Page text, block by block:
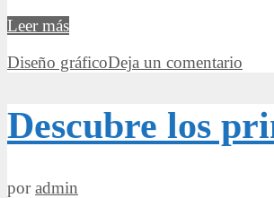
Leer más¿Conoces
Requisitos
IrfanView?
Descúbrelos
Categorías
Diseño gráficoDeja un comentario
Descubre los
poradmin